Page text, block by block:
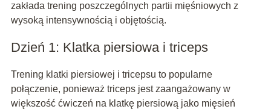
zakłada trening poszczególnych partii mięśniowych z
wysoką intensywnością i objętością.
Dzień 1: Klatka piersiowa i triceps
Trening klatki piersiowej i tricepsu to popularne
połączenie, ponieważ triceps jest zaangażowany w
większość ćwiczeń na klatkę piersiową jako mięsień